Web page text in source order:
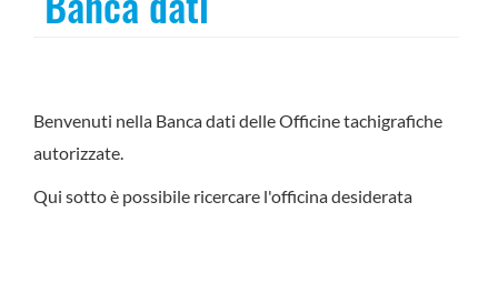
Benvenuti nella Banca dati delle Officine tachigrafiche
autorizzate.
Qui sotto è possibile ricercare l'officina desiderata